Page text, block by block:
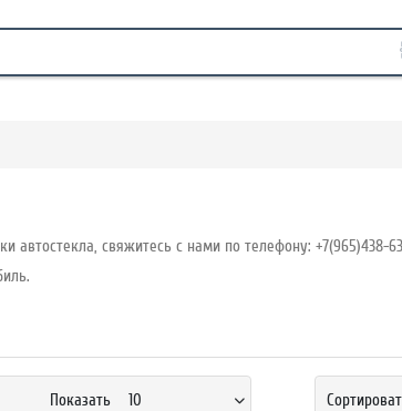
автостекла, свяжитесь с нами по телефону: +7(965)438-
Показать 10